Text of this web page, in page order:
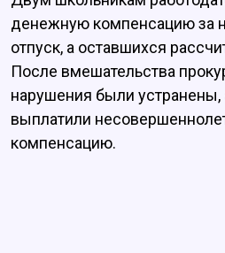
денежную компенсацию за
отпуск, а оставшихся
После вмешательства
нарушения были устранены,
выплатили
компенсацию.